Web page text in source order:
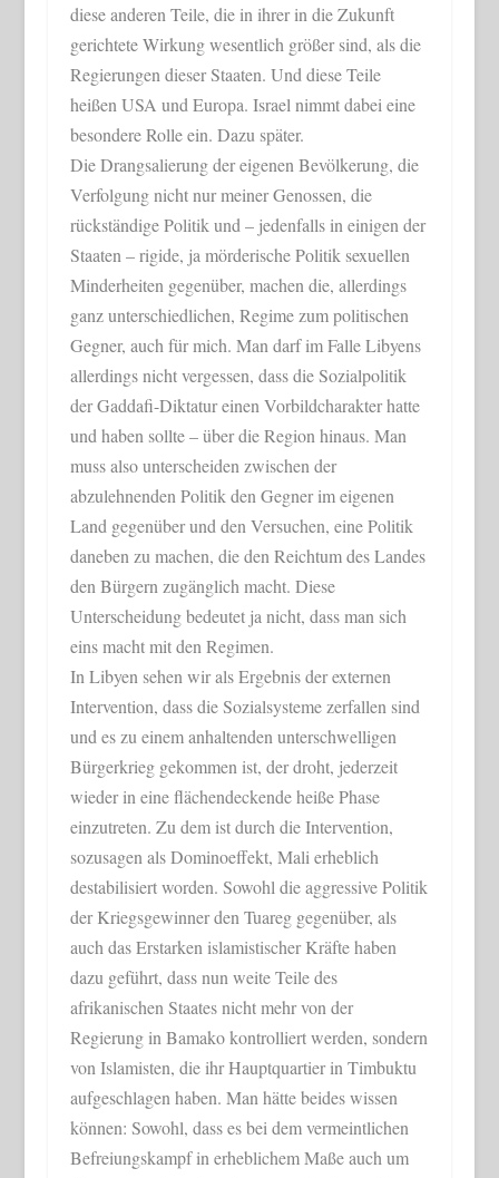
diese anderen Teile, die in ihrer in die Zukunft
gerichtete Wirkung wesentlich größer sind, als die
Regierungen dieser Staaten. Und diese Teile
heißen USA und Europa. Israel nimmt dabei eine
besondere Rolle ein. Dazu später.
Die Drangsalierung der eigenen Bevölkerung, die
Verfolgung nicht nur meiner Genossen, die
rückständige Politik und – jedenfalls in einigen der
Staaten – rigide, ja mörderische Politik sexuellen
Minderheiten gegenüber, machen die, allerdings
ganz unterschiedlichen, Regime zum politischen
Gegner, auch für mich. Man darf im Falle Libyens
allerdings nicht vergessen, dass die Sozialpolitik
der Gaddafi-Diktatur einen Vorbildcharakter hatte
und haben sollte – über die Region hinaus. Man
muss also unterscheiden zwischen der
abzulehnenden Politik den Gegner im eigenen
Land gegenüber und den Versuchen, eine Politik
daneben zu machen, die den Reichtum des Landes
den Bürgern zugänglich macht. Diese
Unterscheidung bedeutet ja nicht, dass man sich
eins macht mit den Regimen.
In Libyen sehen wir als Ergebnis der externen
Intervention, dass die Sozialsysteme zerfallen sind
und es zu einem anhaltenden unterschwelligen
Bürgerkrieg gekommen ist, der droht, jederzeit
wieder in eine flächendeckende heiße Phase
einzutreten. Zu dem ist durch die Intervention,
sozusagen als Dominoeffekt, Mali erheblich
destabilisiert worden. Sowohl die aggressive Politik
der Kriegsgewinner den Tuareg gegenüber, als
auch das Erstarken islamistischer Kräfte haben
dazu geführt, dass nun weite Teile des
afrikanischen Staates nicht mehr von der
Regierung in Bamako kontrolliert werden, sondern
von Islamisten, die ihr Hauptquartier in Timbuktu
aufgeschlagen haben. Man hätte beides wissen
können: Sowohl, dass es bei dem vermeintlichen
Befreiungskampf in erheblichem Maße auch um